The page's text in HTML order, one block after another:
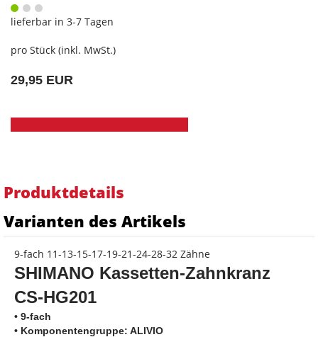
lieferbar in 3-7 Tagen
pro Stück (inkl. MwSt.)
29,95 EUR
Produktdetails
Varianten des Artikels
9-fach 11-13-15-17-19-21-24-28-32 Zähne
SHIMANO Kassetten-Zahnkranz
CS-HG201
• 9-fach
• Komponentengruppe: ALIVIO